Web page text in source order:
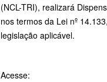
(NCL-TRI), realizará
nos termos da Lei nº
legislação aplicável.
Acesse: